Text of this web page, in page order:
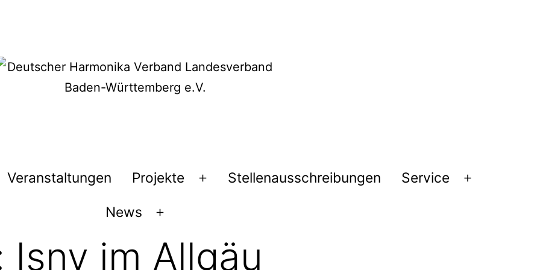
Veranstaltungen Projekte
MenüStellenausschreibungen Service
Menü
News
Menü
öffnen
Isny im Allgäu